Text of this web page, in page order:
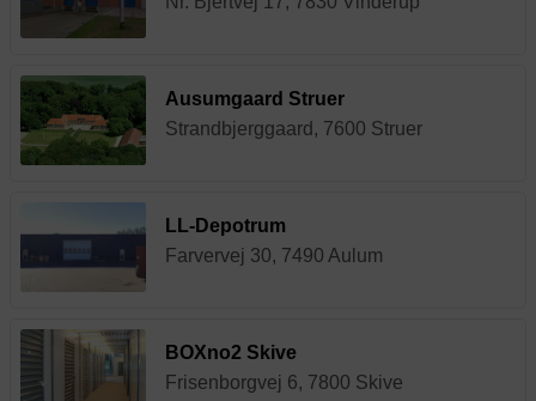
Ausumgaard Struer
Strandbjerggaard, 7600 Struer
LL-Depotrum
Farvervej 30, 7490 Aulum
BOXno2 Skive
Frisenborgvej 6, 7800 Skive